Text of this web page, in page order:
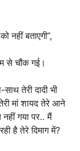
नहीं बताएगी”,
से चौंक गई।
तेरी दादी भी
मां शायद तेरे आने
गया पर.. मैं
है तेरे दिमाग में?